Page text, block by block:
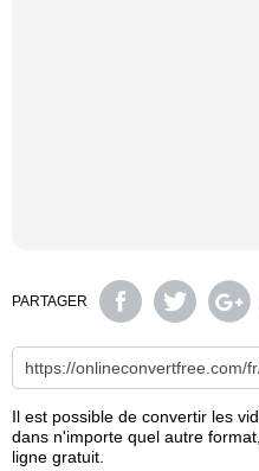
PARTAGER
Il est possible de convertir les
dans n'importe quel autre
ligne gratuit.